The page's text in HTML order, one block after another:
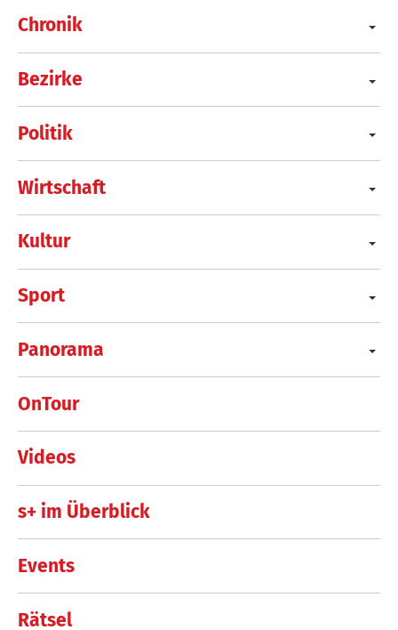
Chronik
Bezirke
Politik
Wirtschaft
Kultur
Sport
Panorama
OnTour
Videos
s+ im Überblick
Events
Rätsel